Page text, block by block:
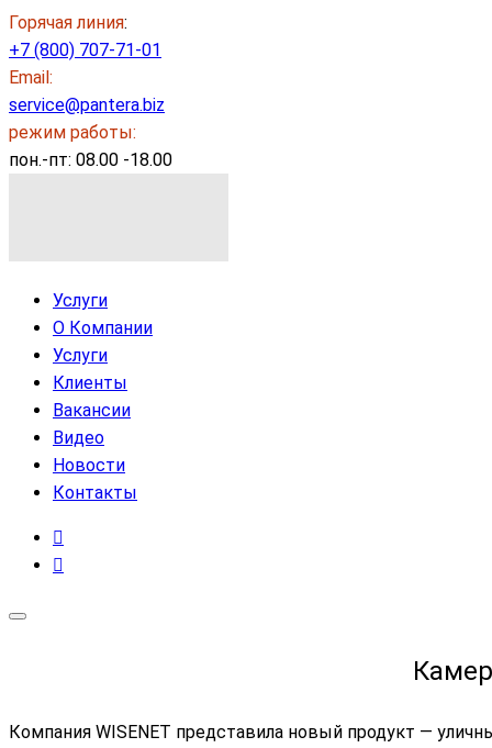
Горячая линия:
+7 (800) 707-71-01
Email:
service@pantera.biz
режим работы:
пон.-пт: 08.00 -18.00
Услуги
О Компании
Услуги
Клиенты
Вакансии
Видео
Новости
Контакты
Компания WISENET представила новый продукт —